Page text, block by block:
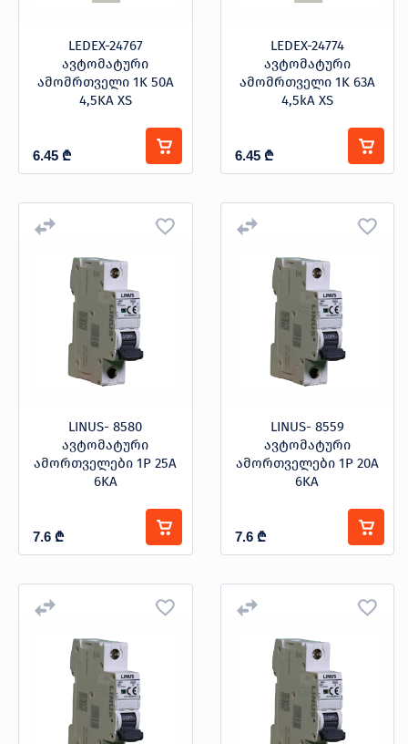
LEDEX-24767
ავტომატური
ამომრთველი 1K 50A
4,5KA XS
6.45 ₾
LEDEX-24774
ავტომატური
ამომრთველი 1K 63A
4,5kA XS
6.45 ₾
LINUS- 8580
ავტომატური
ამორთველები 1P 25A
6KA
7.6 ₾
LINUS- 8559
ავტომატური
ამორთველები 1P 20A
6KA
7.6 ₾